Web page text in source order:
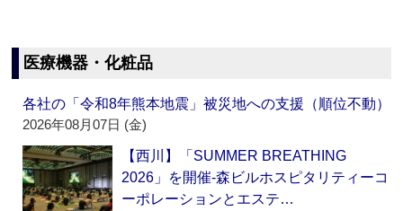
医療機器・化粧品
各社の「令和8年熊本地震」被災地への支援（順位不動）
2026年08月07日 (金)
【西川】「SUMMER BREATHING
2026」を開催‐森ビルホスピタリティーコ
ーポレーションとエステ…